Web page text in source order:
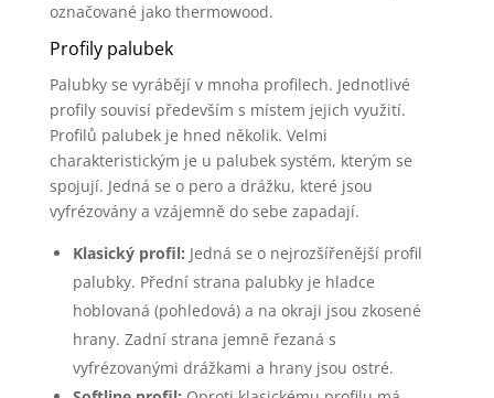
označované jako thermowood.
Profily palubek
Palubky se vyrábějí v mnoha profilech. Jednotlivé
profily souvisí především s místem jejich využití.
Profilů palubek je hned několik. Velmi
charakteristickým je u palubek systém, kterým se
spojují. Jedná se o pero a drážku, které jsou
vyfrézovány a vzájemně do sebe zapadají.
Klasický profil: Jedná se o nejrozšířenější profil
palubky. Přední strana palubky je hladce
hoblovaná (pohledová) a na okraji jsou zkosené
hrany. Zadní strana jemně řezaná s
vyfrézovanými drážkami a hrany jsou ostré.